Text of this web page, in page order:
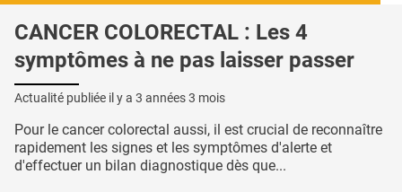
CANCER COLORECTAL : Les 4
symptômes à ne pas laisser passer
Actualité publiée il y a 3 années 3 mois
Pour le cancer colorectal aussi, il est crucial de reconnaître
rapidement les signes et les symptômes d'alerte et
d'effectuer un bilan diagnostique dès que...